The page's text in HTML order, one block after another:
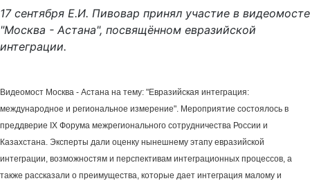
17 сентября Е.И. Пивовар принял участие в видеомосте
"Москва - Астана", посвящённом евразийской
интеграции.
Видеомост Москва - Астана на тему: "Евразийская интеграция:
международное и региональное измерение". Мероприятие состоялось в
преддверие IX Форума межрегионального сотрудничества России и
Казахстана. Эксперты дали оценку нынешнему этапу евразийской
интеграции, возможностям и перспективам интеграционных процессов, а
также рассказали о преимущества, которые дает интеграция малому и